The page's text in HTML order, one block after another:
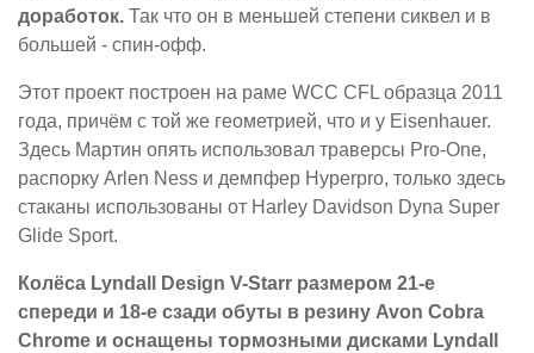
доработок. Так что он в меньшей степени сиквел и в
большей - спин-офф.
Этот проект построен на раме WCC CFL образца 2011
года, причём с той же геометрией, что и у Eisenhauer.
Здесь Мартин опять использовал траверсы Pro-One,
распорку Arlen Ness и демпфер Hyperpro, только здесь
стаканы использованы от Harley Davidson Dyna Super
Glide Sport.
Колёса Lyndall Design V-Starr размером 21-е
спереди и 18-е сзади обуты в резину Avon Cobra
Chrome и оснащены тормозными дисками Lyndall